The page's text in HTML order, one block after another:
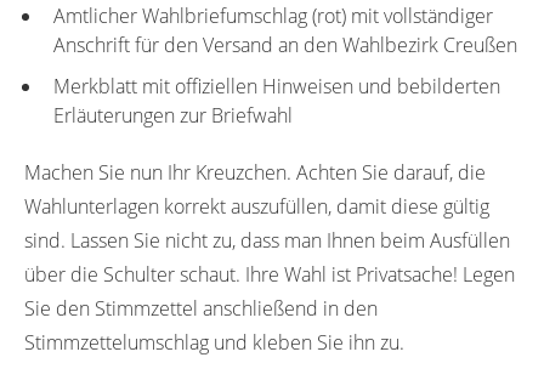
Amtlicher Wahlbriefumschlag (rot) mit vollständiger
Anschrift für den Versand an den Wahlbezirk Creußen
Merkblatt mit offiziellen Hinweisen und bebilderten
Erläuterungen zur Briefwahl
Machen Sie nun Ihr Kreuzchen. Achten Sie darauf, die
Wahlunterlagen korrekt auszufüllen, damit diese gültig
sind. Lassen Sie nicht zu, dass man Ihnen beim Ausfüllen
über die Schulter schaut. Ihre Wahl ist Privatsache! Legen
Sie den Stimmzettel anschließend in den
Stimmzettelumschlag und kleben Sie ihn zu.